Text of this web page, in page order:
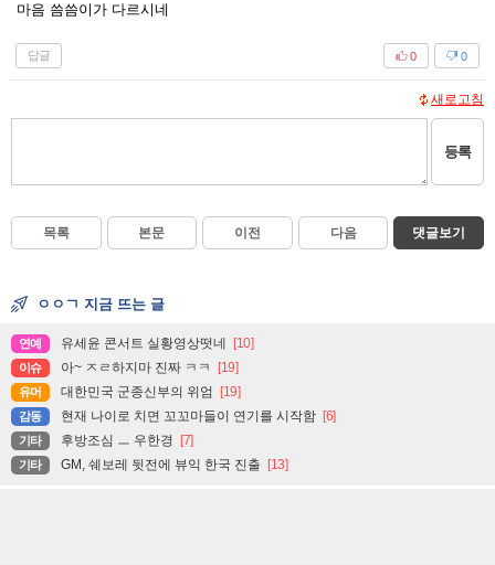
마음 씀씀이가 다르시네
답글 0
0
새로고침
등록
목록 본문 이전 다음 댓글보기
ㅇㅇㄱ 지금 뜨는 글
연예 유세윤 콘서트 실황영상떳네 [10]
이슈 아~ ㅈㄹ하지마 진짜 ㅋㅋ [19]
유머 대한민국 군종신부의 위엄 [19]
감동 현재 나이로 치면 꼬꼬마들이 연기를 시작함 [6]
기타 후방조심 ㅡ 우한경 [7]
기타 GM, 쉐보레 뒷전에 뷰익 한국 진출 [13]